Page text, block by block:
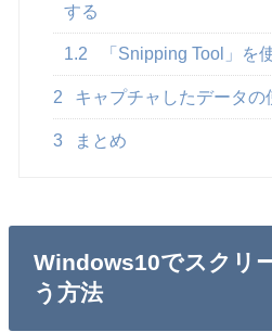
する
1.2 「Snipping Tool」を
2 キャプチャしたデータの
3 まとめ
Windows10でスクリ
う方法